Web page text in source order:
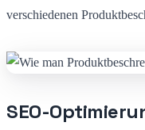
verschiedenen
SEO-